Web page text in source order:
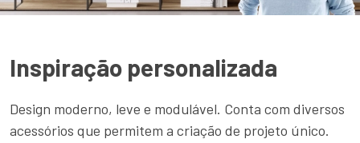
Inspiração personalizada
Design moderno, leve e modulável. Conta com diversos
acessórios que permitem a criação de projeto único.